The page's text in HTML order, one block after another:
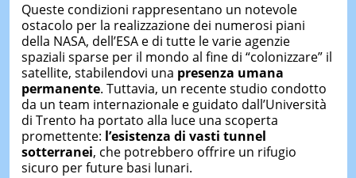
Queste condizioni rappresentano un notevole
ostacolo per la realizzazione dei numerosi piani
della NASA, dell’ESA e di tutte le varie agenzie
spaziali sparse per il mondo al fine di “colonizzare” il
satellite, stabilendovi una presenza umana
permanente. Tuttavia, un recente studio condotto
da un team internazionale e guidato dall’Università
di Trento ha portato alla luce una scoperta
promettente: l’esistenza di vasti tunnel
sotterranei, che potrebbero offrire un rifugio
sicuro per future basi lunari.